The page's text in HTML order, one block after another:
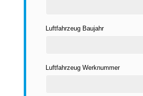
Luftfahrzeug Baujahr
Luftfahrzeug Werknummer